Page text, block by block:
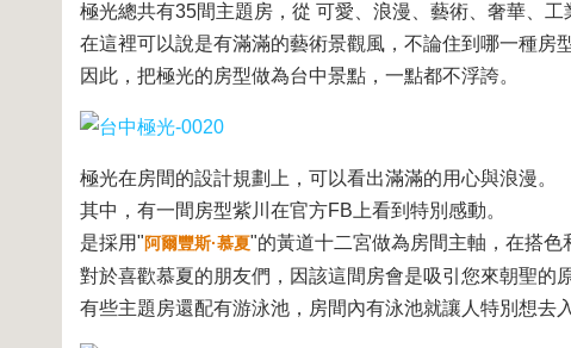
極光總共有35間主題房，從 可愛、浪漫、藝術、奢華、工
在這裡可以說是有滿滿的藝術景觀風，不論住到哪一種房
因此，把極光的房型做為台中景點，一點都不浮誇。
極光在房間的設計規劃上，可以看出滿滿的用心與浪漫。
其中，有一間房型紫川在官方FB上看到特別感動。
是採用"阿爾豐斯·慕夏"的黃道十二宮做為房間主軸，在搭色
對於喜歡慕夏的朋友們，因該這間房會是吸引您來朝聖的
有些主題房還配有游泳池，房間內有泳池就讓人特別想去